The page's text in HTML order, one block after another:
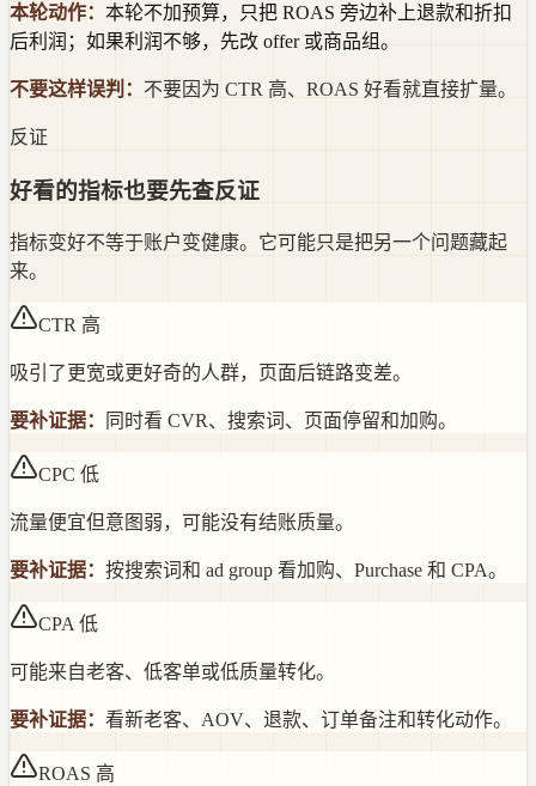
本轮动作： 本轮不加预算，只把 ROAS 旁边补上退款和折扣
后利润；如果利润不够，先改 offer 或商品组。
不要这样误判： 不要因为 CTR 高、ROAS 好看就直接扩量。
反证
好看的指标也要先查反证
指标变好不等于账户变健康。它可能只是把另一个问题藏起
来。
CTR 高
吸引了更宽或更好奇的人群，页面后链路变差。
要补证据： 同时看 CVR、搜索词、页面停留和加购。
CPC 低
流量便宜但意图弱，可能没有结账质量。
要补证据： 按搜索词和 ad group 看加购、Purchase 和 CPA。
CPA 低
可能来自老客、低客单或低质量转化。
要补证据： 看新老客、AOV、退款、订单备注和转化动作。
ROAS 高